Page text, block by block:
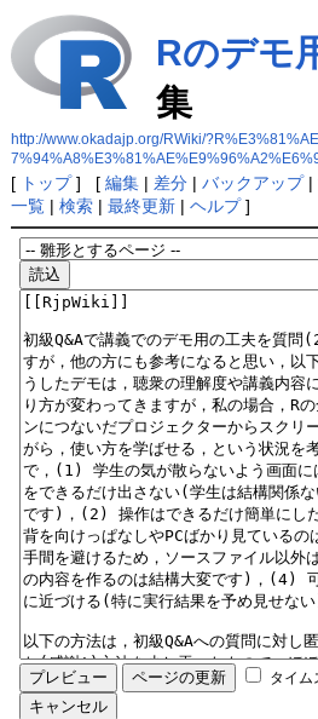
Rのデモ
集
http://www.okadajp.org/RWiki/
[ トップ] [ 編集| 差分| バックアップ|
一覧| 検索| 最終更新| ヘルプ]
タイム